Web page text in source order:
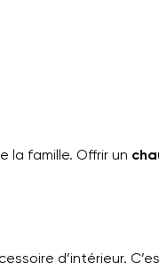
famille. Offrir un
d’intérieur.